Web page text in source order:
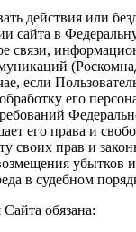
действия или
сайта в
связи,
если
его
его права и
своих прав и
убытков
в судебном
обязана: